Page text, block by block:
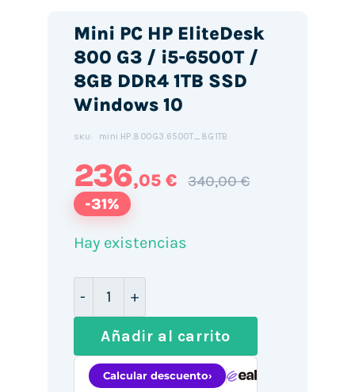
Mini PC HP EliteDesk
800 G3 / i5-6500T /
8GB DDR4 1TB SSD
Windows 10
SKU: mini.HP.800G3.6500T_8G1TB
236,05 € 340,00 €
-31%
Hay existencias
Mini PC HP EliteDesk 800 G3 / i5-
Añadir al carrito